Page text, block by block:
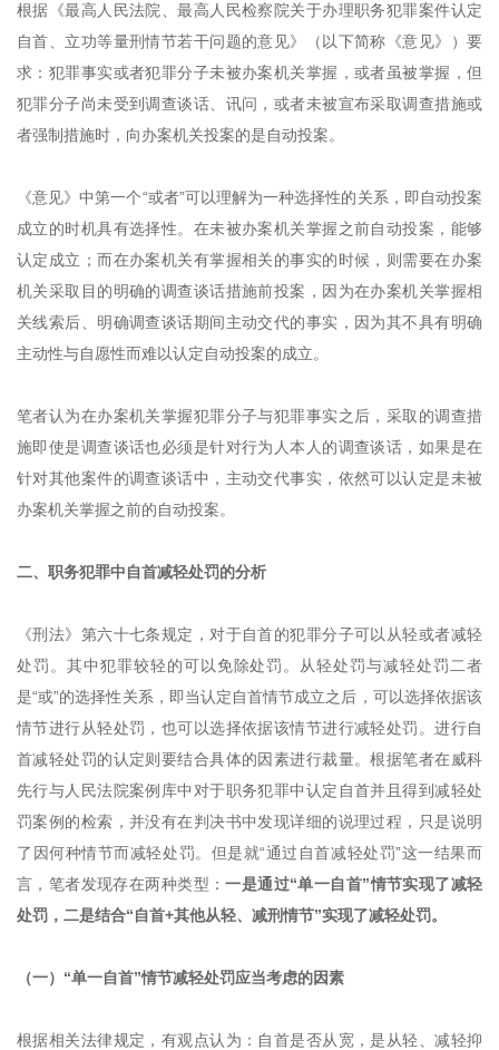
根据《最高人民法院、最高人民检察院关于办理职务犯罪案件认定
自首、立功等量刑情节若干问题的意见》（以下简称《意见》）要
求：犯罪事实或者犯罪分子未被办案机关掌握，或者虽被掌握，但
犯罪分子尚未受到调查谈话、讯问，或者未被宣布采取调查措施或
者强制措施时，向办案机关投案的是自动投案。
《意见》中第一个“或者”可以理解为一种选择性的关系，即自动投案
成立的时机具有选择性。在未被办案机关掌握之前自动投案，能够
认定成立；而在办案机关有掌握相关的事实的时候，则需要在办案
机关采取目的明确的调查谈话措施前投案，因为在办案机关掌握相
关线索后、明确调查谈话期间主动交代的事实，因为其不具有明确
主动性与自愿性而难以认定自动投案的成立。
笔者认为在办案机关掌握犯罪分子与犯罪事实之后，采取的调查措
施即使是调查谈话也必须是针对行为人本人的调查谈话，如果是在
针对其他案件的调查谈话中，主动交代事实，依然可以认定是未被
办案机关掌握之前的自动投案。
二、职务犯罪中自首减轻处罚的分析
《刑法》第六十七条规定，对于自首的犯罪分子可以从轻或者减轻
处罚。其中犯罪较轻的可以免除处罚。从轻处罚与减轻处罚二者
是“或”的选择性关系，即当认定自首情节成立之后，可以选择依据该
情节进行从轻处罚，也可以选择依据该情节进行减轻处罚。进行自
首减轻处罚的认定则要结合具体的因素进行裁量。根据笔者在威科
先行与人民法院案例库中对于职务犯罪中认定自首并且得到减轻处
罚案例的检索，并没有在判决书中发现详细的说理过程，只是说明
了因何种情节而减轻处罚。但是就“通过自首减轻处罚”这一结果而
言，笔者发现存在两种类型：一是通过“单一自首”情节实现了减轻
处罚，二是结合“自首+其他从轻、减刑情节”实现了减轻处罚。
（一）“单一自首”情节减轻处罚应当考虑的因素
根据相关法律规定，有观点认为：自首是否从宽，是从轻、减轻抑